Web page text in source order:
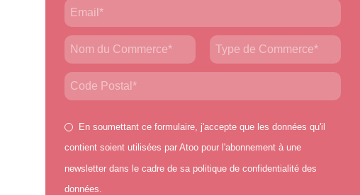
Email
Address *
En soumettant ce formulaire, j'accepte que les données qu'il
contient soient utilisées par Atoo pour l'abonnement à une
newsletter dans le cadre de sa politique de confidentialité des
données.